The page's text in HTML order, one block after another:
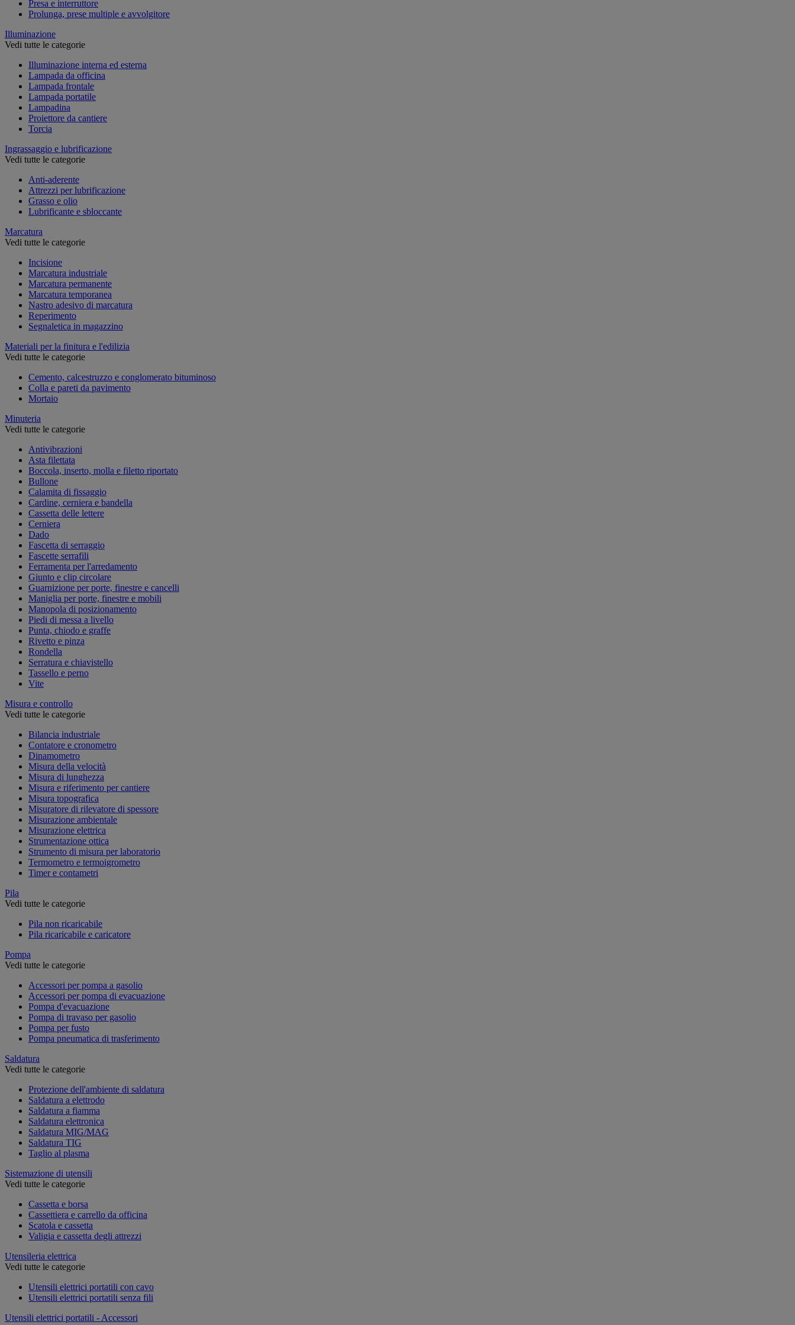
Presa e interruttore
Prolunga, prese multiple e avvolgitore
Illuminazione
Vedi tutte le categorie
Illuminazione interna ed esterna
Lampada da officina
Lampada frontale
Lampada portatile
Lampadina
Proiettore da cantiere
Torcia
Ingrassaggio e lubrificazione
Vedi tutte le categorie
Anti-aderente
Attrezzi per lubrificazione
Grasso e olio
Lubrificante e sbloccante
Marcatura
Vedi tutte le categorie
Incisione
Marcatura industriale
Marcatura permanente
Marcatura temporanea
Nastro adesivo di marcatura
Reperimento
Segnaletica in magazzino
Materiali per la finitura e l'edilizia
Vedi tutte le categorie
Cemento, calcestruzzo e conglomerato bituminoso
Colla e pareti da pavimento
Mortaio
Minuteria
Vedi tutte le categorie
Antivibrazioni
Asta filettata
Boccola, inserto, molla e filetto riportato
Bullone
Calamita di fissaggio
Cardine, cerniera e bandella
Cassetta delle lettere
Cerniera
Dado
Fascetta di serraggio
Fascette serrafili
Ferramenta per l'arredamento
Giunto e clip circolare
Guarnizione per porte, finestre e cancelli
Maniglia per porte, finestre e mobili
Manopola di posizionamento
Piedi di messa a livello
Punta, chiodo e graffe
Rivetto e pinza
Rondella
Serratura e chiavistello
Tassello e perno
Vite
Misura e controllo
Vedi tutte le categorie
Bilancia industriale
Contatore e cronometro
Dinamometro
Misura della velocità
Misura di lunghezza
Misura e riferimento per cantiere
Misura topografica
Misuratore di rilevatore di spessore
Misurazione ambientale
Misurazione elettrica
Strumentazione ottica
Strumento di misura per laboratorio
Termometro e termoigrometro
Timer e contametri
Pila
Vedi tutte le categorie
Pila non ricaricabile
Pila ricaricabile e caricatore
Pompa
Vedi tutte le categorie
Accessori per pompa a gasolio
Accessori per pompa di evacuazione
Pompa d'evacuazione
Pompa di travaso per gasolio
Pompa per fusto
Pompa pneumatica di trasferimento
Saldatura
Vedi tutte le categorie
Protezione dell'ambiente di saldatura
Saldatura a elettrodo
Saldatura a fiamma
Saldatura elettronica
Saldatura MIG/MAG
Saldatura TIG
Taglio al plasma
Sistemazione di utensili
Vedi tutte le categorie
Cassetta e borsa
Cassettiera e carrello da officina
Scatola e cassetta
Valigia e cassetta degli attrezzi
Utensileria elettrica
Vedi tutte le categorie
Utensili elettrici portatili con cavo
Utensili elettrici portatili senza fili
Utensili elettrici portatili - Accessori